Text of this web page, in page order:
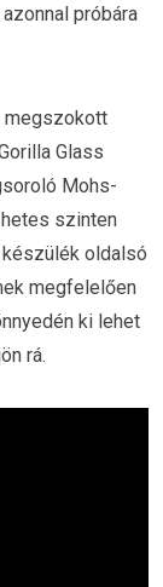
próbára
megszokott
Glass
Mohs-
szinten
oldalsó
megfelelően
ki lehet
rá.